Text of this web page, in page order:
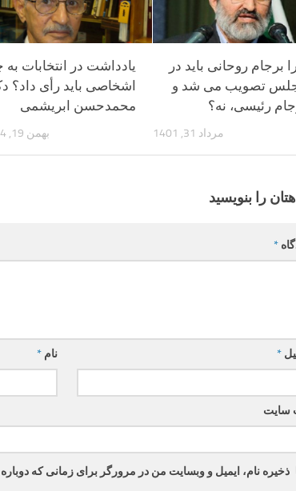
یادداشت در انتخابات به
اشخاصی باید رأی داد؟
محمدحسن ابریشمی
بهمن 19, 1394
برجام روحانی باید در
تصویب می شد و
رئیسی، نه؟
مرداد 31, 1401
را بنویسید
*
نام* *
سایت
ذخیره نام، ایمیل و وبسایت من در مرورگر برای زمانی که